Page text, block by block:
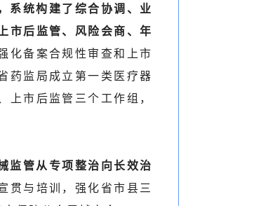
系统构建了综合协调、业
市后监管、风险会商、年
化备案合规性审查和上市
药监局成立第一类医疗器
市后监管三个工作组，
监管从专项整治向长效治
贯与培训，强化省市县三